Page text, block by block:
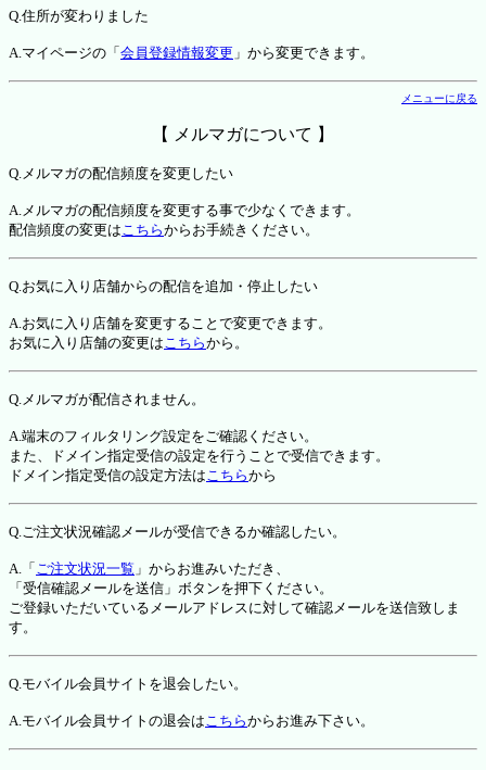
Q.住所が変わりました
A.マイページの「 会員登録情報変更 」から変更できます。
メニューに戻る
【 メルマガについて 】
Q.メルマガの配信頻度を変更したい
A.メルマガの配信頻度を変更する事で少なくできます。
配信頻度の変更はこちらからお手続きください。
Q.お気に入り店舗からの配信を追加・停止したい
A.お気に入り店舗を変更することで変更できます。
お気に入り店舗の変更はこちらから。
Q.メルマガが配信されません。
A.端末のフィルタリング設定をご確認ください。
また、ドメイン指定受信の設定を行うことで受信できます。
ドメイン指定受信の設定方法はこちらから
Q.ご注文状況確認メールが受信できるか確認したい。
A.「 ご注文状況一覧 」からお進みいただき、
「受信確認メールを送信」ボタンを押下ください。
ご登録いただいているメールアドレスに対して確認メールを送信致しま
す。
Q.モバイル会員サイトを退会したい。
A.モバイル会員サイトの退会はこちらからお進み下さい。